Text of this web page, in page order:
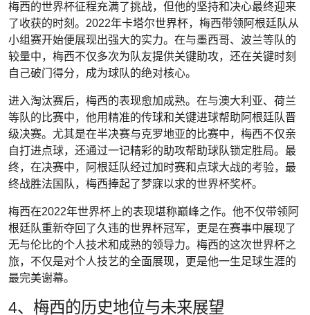
梅西的世界杯征程充满了挑战，但他的坚持和决心最终迎来
了收获的时刻。2022年卡塔尔世界杯，梅西带领阿根廷队从
小组赛开始便展现出强大的实力。在与墨西哥、波兰等队的
较量中，梅西不仅多次为队友提供关键助攻，还在关键时刻
自己破门得分，成为球队的绝对核心。
进入淘汰赛后，梅西的表现愈加成熟。在与澳大利亚、荷兰
等队的比赛中，他用精准的传球和关键进球帮助阿根廷队晋
级决赛。尤其是在半决赛与克罗地亚的比赛中，梅西不仅亲
自打进点球，还通过一记精彩的助攻帮助球队锁定胜局。最
终，在决赛中，阿根廷队经过加时赛和点球大战的考验，最
终战胜法国队，梅西捧起了梦寐以求的世界杯奖杯。
梅西在2022年世界杯上的表现堪称巅峰之作。他不仅带领阿
根廷队重新夺回了久违的世界杯冠军，更是在赛事中展现了
无与伦比的个人技术和成熟的领导力。梅西的这次世界杯之
旅，不仅是对个人技艺的全面展现，更是他一生足球生涯的
最完美谢幕。
4、梅西的历史地位与未来展望